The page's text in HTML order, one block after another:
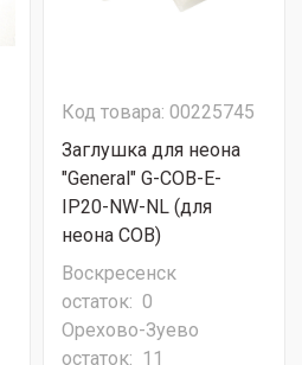
Код товара: 00225745
Заглушка для неона
"General" G-COB-E-
IP20-NW-NL (для
неона COB)
Воскресенск
остаток: 0
Орехово-Зуево
остаток: 11